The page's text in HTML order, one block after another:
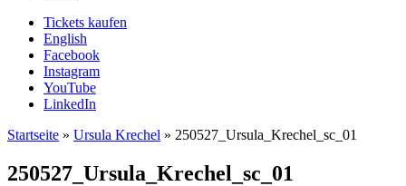
Tickets kaufen
English
Facebook
Instagram
YouTube
LinkedIn
Startseite » Ursula Krechel » 250527_Ursula_Krechel_sc_01
250527_Ursula_Krechel_sc_01